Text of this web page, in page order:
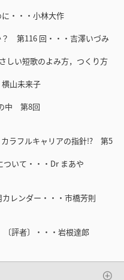
・・・小林大作
第116 回・・・吉澤いづみ
い短歌のよみ方，つくり方
山未来子
中 第8回
ラフルキャリアの指針!? 第5
いて・・・Dr まあや
レンダー・・・市橋芳則
〔評者〕・・・岩根達郎